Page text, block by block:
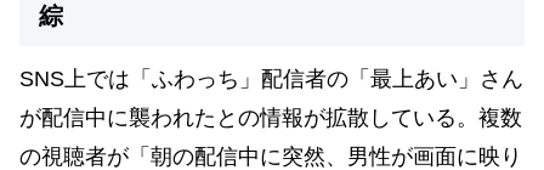
綜
SNS上では「ふわっち」配信者の「最上あい」さん
が配信中に襲われたとの情報が拡散している。複数
の視聴者が「朝の配信中に突然、男性が画面に映り